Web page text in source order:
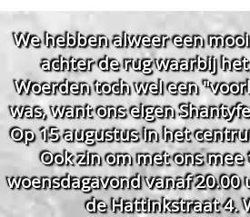
We hebben alweer een
achter de rug waarbij
Woerden toch wel een
was, want ons eigen
Op 15 augustus in het
Ook zin om met ons mee
woensdagavond vanaf 20.00
de Hattinkstraat 4.